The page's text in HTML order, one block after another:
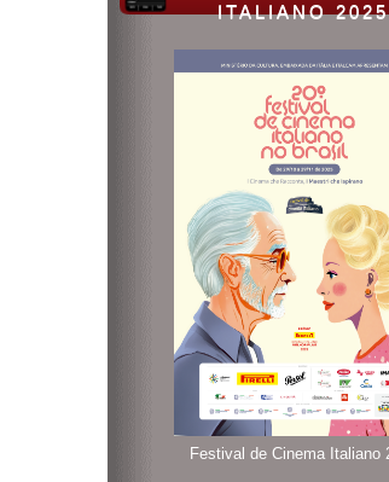
ITALIANO 2025
Festival de Cinema Italiano